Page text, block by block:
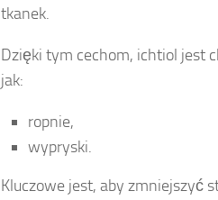
tkanek.
Dzięki tym cechom, ichtiol jest
jak:
ropnie,
wypryski.
Kluczowe jest, aby zmniejszyć